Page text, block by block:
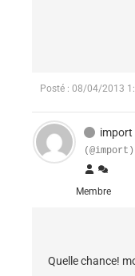
Posté : 08/04/2013
import
(@import)
Membre
Quelle chance!